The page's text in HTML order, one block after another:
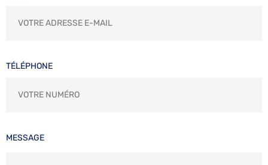
TÉLÉPHONE
MESSAGE